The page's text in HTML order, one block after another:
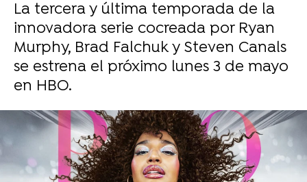
La tercera y última temporada de la
innovadora serie cocreada por Ryan
Murphy, Brad Falchuk y Steven Canals
se estrena el próximo lunes 3 de mayo
en HBO.